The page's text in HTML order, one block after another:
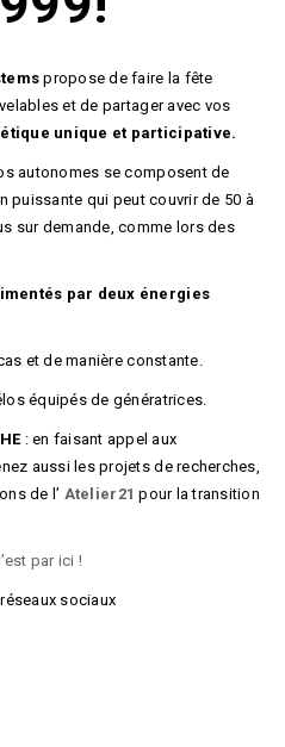
propose de faire la fête
et de partager avec vos
unique et participative.
autonomes se composent de
puissante qui peut couvrir de 50 à
sur demande, comme lors des
par deux énergies
et de manière constante.
équipés de génératrices.
: en faisant appel aux
aussi les projets de recherches,
de l’ Atelier21 pour la transition
par ici !
sociaux